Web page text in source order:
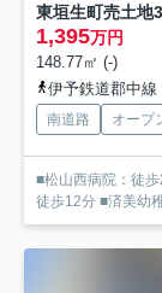
東垣生町売土地
1,395万円
148.77㎡ (-)
伊予鉄道郡中
南道路 オープ
■松山西病院：徒
徒歩12分 ■済美幼